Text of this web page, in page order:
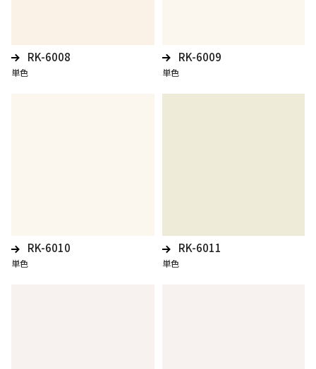
RK-6008
単色
RK-6009
単色
RK-6010
単色
RK-6011
単色